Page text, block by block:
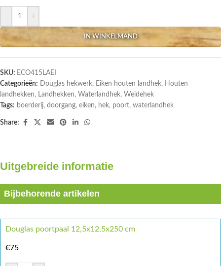
- +
IN WINKELMAND
SKU: ECO415LAEI
Categorieën:
Douglas hekwerk, Eiken houten landhek, Houten
landhekken, Landhekken, Waterlandhek, Weidehek
Tags: boerderij, doorgang, eiken, hek, poort, waterlandhek
Share:
Uitgebreide informatie
Bijbehorende artikelen
Douglas poortpaal 12,5x12,5x250 cm
€75